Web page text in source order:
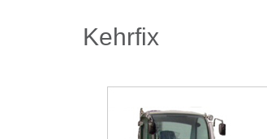
Kehrfix